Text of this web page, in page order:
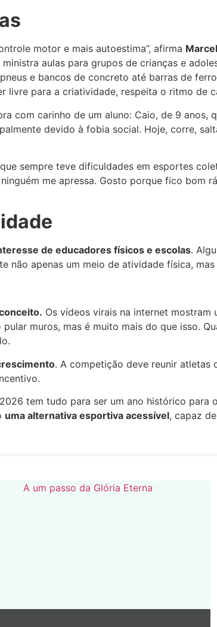
motor e mais autoestima”, afirma
aulas para grupos de crianças e
e bancos de concreto até barras de
para a criatividade, respeita o ritmo de
com carinho de um aluno: Caio, de 9 anos,
devido à fobia social. Hoje, corre,
sempre teve dificuldades em esportes
me apressa. Gosto porque fico bom
de educadores físicos e escolas.
não apenas um meio de atividade física,
Os vídeos virais na internet
muros, mas é muito mais do que isso.
. A competição deve reunir atletas
tem tudo para ser um ano histórico
uma alternativa esportiva acessível, capaz